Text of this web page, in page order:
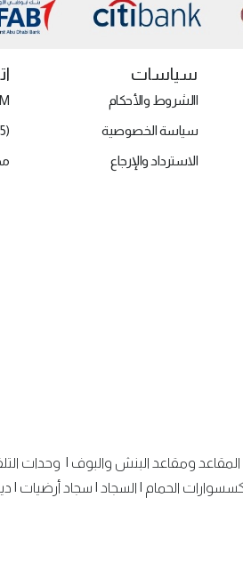
سياسات
االشروط والأحكام
سياسة الخصوصية
الاسترداد والإرجاع
المقاعد ومقاعد البنش والبوف وحدات
الحمام السجاد سجاد أرضيات